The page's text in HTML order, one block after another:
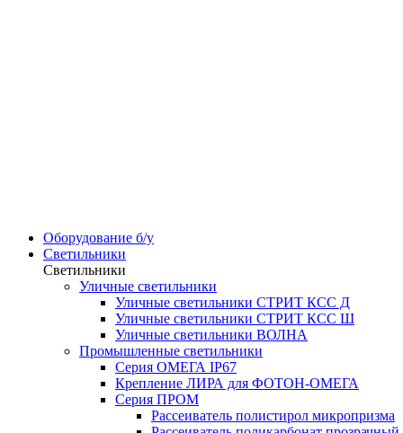
Оборудование б/у
Светильники
Светильники
Уличные светильники
Уличные светильники СТРИТ КСС Д
Уличные светильники СТРИТ КСС Ш
Уличные светильники ВОЛНА
Промышленные светильники
Серия ОМЕГА IP67
Крепление ЛИРА для ФОТОН-ОМЕГА
Серия ПРОМ
Рассеиватель полистирол микропризма